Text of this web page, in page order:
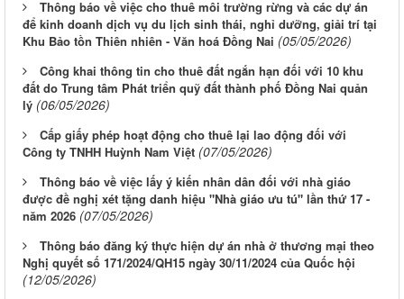
Thông báo về việc cho thuê môi trường rừng và các dự án
để kinh doanh dịch vụ du lịch sinh thái, nghỉ dưỡng, giải trí tại
Khu Bảo tồn Thiên nhiên - Văn hoá Đồng Nai (05/05/2026)
Công khai thông tin cho thuê đất ngắn hạn đối với 10 khu
đất do Trung tâm Phát triển quỹ đất thành phố Đồng Nai quản
lý (06/05/2026)
Cấp giấy phép hoạt động cho thuê lại lao động đối với
Công ty TNHH Huỳnh Nam Việt (07/05/2026)
Thông báo về việc lấy ý kiến nhân dân đối với nhà giáo
được đề nghị xét tặng danh hiệu "Nhà giáo ưu tú" lần thứ 17 -
năm 2026 (07/05/2026)
Thông báo đăng ký thực hiện dự án nhà ở thương mại theo
Nghị quyết số 171/2024/QH15 ngày 30/11/2024 của Quốc hội
(12/05/2026)